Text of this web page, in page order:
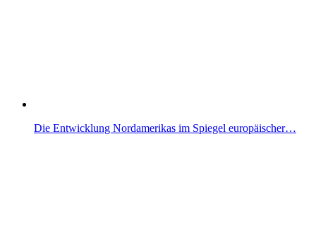
Die Entwicklung Nordamerikas im Spiegel europäischer…